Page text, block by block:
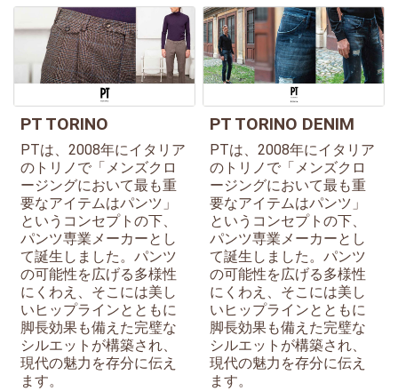
PT TORINO
PTは、2008年にイタリア
のトリノで「メンズクロ
ージングにおいて最も重
要なアイテムはパンツ」
というコンセプトの下、
パンツ専業メーカーとし
て誕生しました。パンツ
の可能性を広げる多様性
にくわえ、そこには美し
いヒップラインとともに
脚長効果も備えた完璧な
シルエットが構築され、
現代の魅力を存分に伝え
ます。
PT TORINO DENIM
PTは、2008年にイタリア
のトリノで「メンズクロ
ージングにおいて最も重
要なアイテムはパンツ」
というコンセプトの下、
パンツ専業メーカーとし
て誕生しました。パンツ
の可能性を広げる多様性
にくわえ、そこには美し
いヒップラインとともに
脚長効果も備えた完璧な
シルエットが構築され、
現代の魅力を存分に伝え
ます。